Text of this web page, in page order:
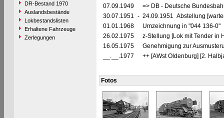
DR-Bestand 1970
Auslandsbestände
Lokbestandslisten
Erhaltene Fahrzeuge
Zerlegungen
07.09.1949
=> DB - Deutsche
30.07.1951 - 24.09.1951 Abstellung
01.01.1968
Umzeichnung in "044 136-0"
26.02.1975
z-Stellung [Lok mit Tender in
16.05.1975
Genehmigung zur
__.__.1977
++ [AWst Oldenburg] [2.
Fotos